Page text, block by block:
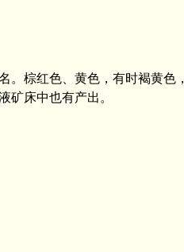
。棕红色、黄色，有时褐黄色
矿床中也有产出。